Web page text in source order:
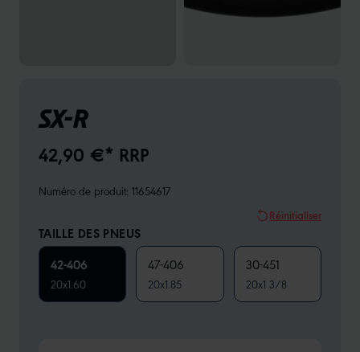
SX-R
42,90 €* RRP
Numéro de produit: 11654617
Réinitialiser
TAILLE DES PNEUS
42-406
20x1.60
47-406
20x1.85
30-451
20x1 3/8